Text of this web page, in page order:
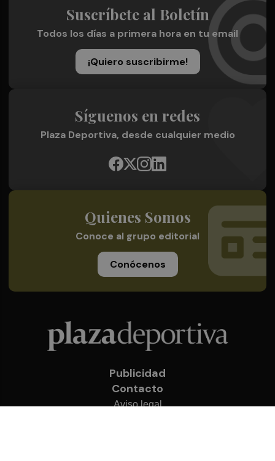
Suscríbete al Boletín
Todos los días a primera hora en tu email
¡Quiero suscribirme!
Síguenos en redes
Plaza Deportiva, desde cualquier medio
Quienes Somos
Conoce al grupo editorial
Conócenos
Publicidad
Contacto
Aviso legal